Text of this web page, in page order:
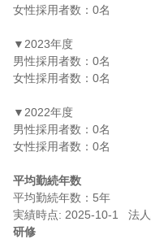
女性採用者数：0名
▼2023年度
男性採用者数：0名
女性採用者数：0名
▼2022年度
男性採用者数：0名
女性採用者数：0名
平均勤続年数
平均勤続年数：5年
研修